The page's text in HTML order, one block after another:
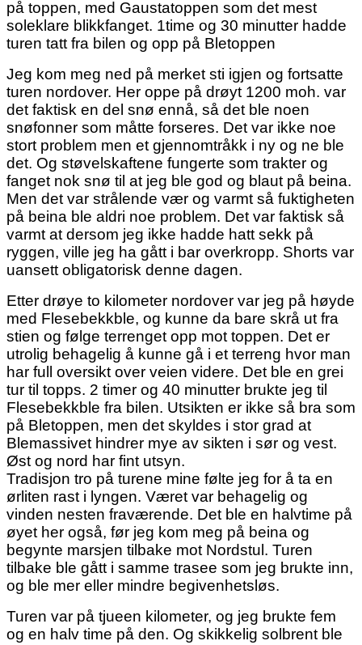
på toppen, med Gaustatoppen som det mest
soleklare blikkfanget. 1time og 30 minutter hadde
turen tatt fra bilen og opp på Bletoppen
Jeg kom meg ned på merket sti igjen og fortsatte
turen nordover. Her oppe på drøyt 1200 moh. var
det faktisk en del snø ennå, så det ble noen
snøfonner som måtte forseres. Det var ikke noe
stort problem men et gjennomtråkk i ny og ne ble
det. Og støvelskaftene fungerte som trakter og
fanget nok snø til at jeg ble god og blaut på beina.
Men det var strålende vær og varmt så fuktigheten
på beina ble aldri noe problem. Det var faktisk så
varmt at dersom jeg ikke hadde hatt sekk på
ryggen, ville jeg ha gått i bar overkropp. Shorts var
uansett obligatorisk denne dagen.
Etter drøye to kilometer nordover var jeg på høyde
med Flesebekkble, og kunne da bare skrå ut fra
stien og følge terrenget opp mot toppen. Det er
utrolig behagelig å kunne gå i et terreng hvor man
har full oversikt over veien videre. Det ble en grei
tur til topps. 2 timer og 40 minutter brukte jeg til
Flesebekkble fra bilen. Utsikten er ikke så bra som
på Bletoppen, men det skyldes i stor grad at
Blemassivet hindrer mye av sikten i sør og vest.
Øst og nord har fint utsyn.
Tradisjon tro på turene mine følte jeg for å ta en
ørliten rast i lyngen. Været var behagelig og
vinden nesten fraværende. Det ble en halvtime på
øyet her også, før jeg kom meg på beina og
begynte marsjen tilbake mot Nordstul. Turen
tilbake ble gått i samme trasee som jeg brukte inn,
og ble mer eller mindre begivenhetsløs.
Turen var på tjueen kilometer, og jeg brukte fem
og en halv time på den. Og skikkelig solbrent ble